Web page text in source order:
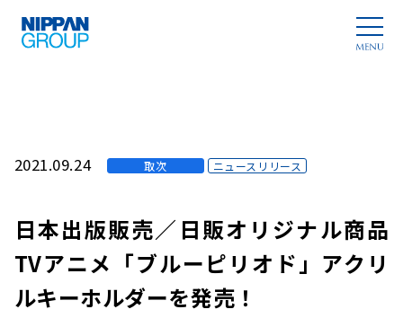
2021.09.24 取次 ニュースリリース
日本出版販売／日販オリジナル商品
TVアニメ「ブルーピリオド」アクリ
ルキーホルダーを発売！